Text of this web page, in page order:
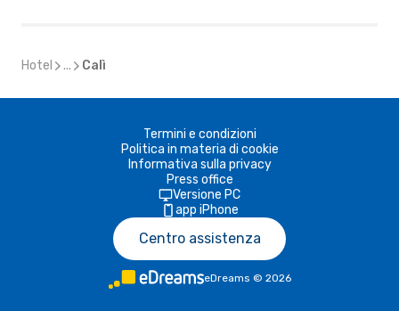
Hotel ... Calì
Termini e condizioni
Politica in materia di cookie
Informativa sulla privacy
Press office
Versione PC
app iPhone
Centro assistenza
eDreams © 2026